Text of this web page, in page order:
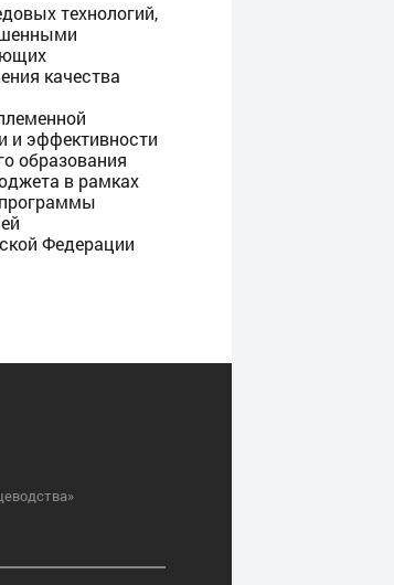
технологий,
качества
и эффективности
образования
в рамках
программы
Федерации